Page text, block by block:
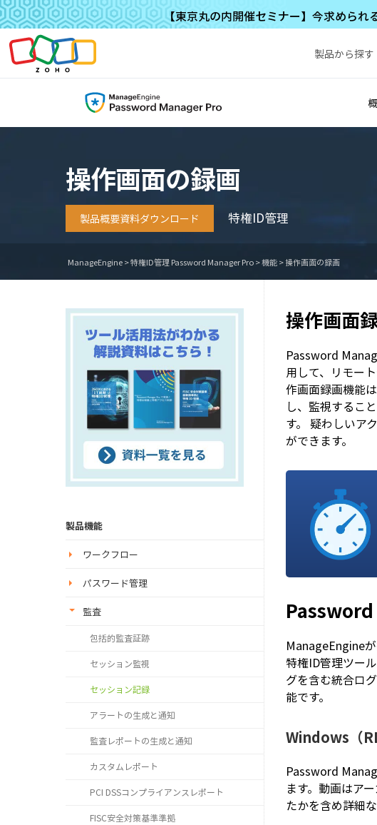
【東京丸の内開催セミナー】今求められ
製品から探す
操作画面の録画
特権ID管理
製品概要資料ダウンロード
ManageEngine>特権ID管理 Password Manager Pro>機能>操作画面の録画
製品機能
ワークフロー
パスワード管理
監査
包括的監査証跡
セッション監視
セッション記録
アラートの生成と通知
監査レポートの生成と通知
カスタムレポート
PCI DSSコンプライアンスレポート
FISC安全対策基準準拠
操作画面
Password
用して、リモー
作画面録画機能
し、監視するこ
す。 疑わしいア
ができます。
ManageEngine
特権ID管理ツー
グを含む統合ロ
能です。
Windows（
Password
ます。動画はア
たかを含め詳細